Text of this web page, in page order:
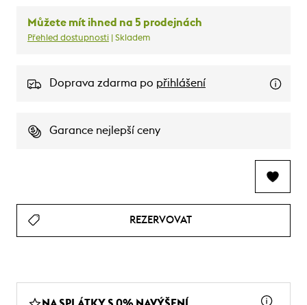
Můžete mít ihned na 5 prodejnách
Přehled dostupnosti | Skladem
Doprava zdarma po přihlášení
Garance nejlepší ceny
REZERVOVAT